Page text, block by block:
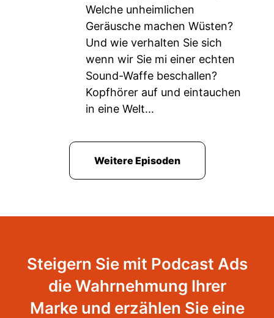
Welche unheimlichen
Geräusche machen Wüsten?
Und wie verhalten Sie sich
wenn wir Sie mi einer echten
Sound-Waffe beschallen?
Kopfhörer auf und eintauchen
in eine Welt...
Weitere Episoden
Steigern Sie mit Podcast Ads
die Wahrnehmung Ihrer
Marke und erzählen Sie eine